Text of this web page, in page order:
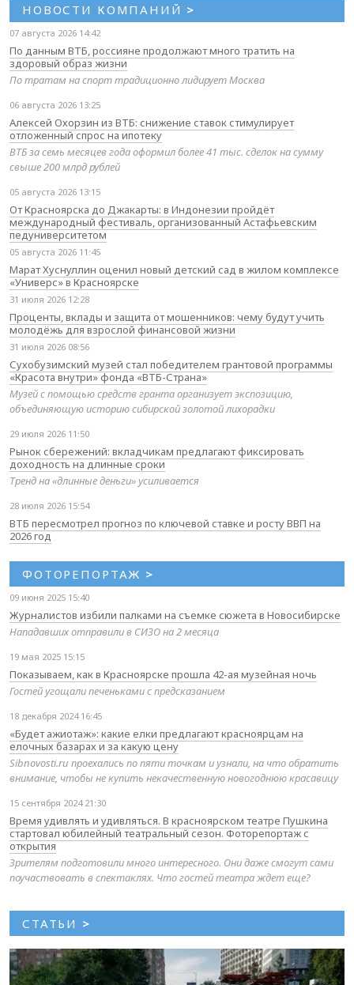
НОВОСТИ КОМПАНИЙ >
07 августа 2026 14:42
По данным ВТБ, россияне продолжают много тратить на
здоровый образ жизни
По тратам на спорт традиционно лидирует Москва
06 августа 2026 13:25
Алексей Охорзин из ВТБ: снижение ставок стимулирует
отложенный спрос на ипотеку
ВТБ за семь месяцев года оформил более 41 тыс. сделок на сумму
свыше 200 млрд рублей
05 августа 2026 13:15
От Красноярска до Джакарты: в Индонезии пройдёт
международный фестиваль, организованный Астафьевским
педуниверситетом
05 августа 2026 11:45
Марат Хуснуллин оценил новый детский сад в жилом комплексе
«Универс» в Красноярске
31 июля 2026 12:28
Проценты, вклады и защита от мошенников: чему будут учить
молодёжь для взрослой финансовой жизни
31 июля 2026 08:56
Сухобузимский музей стал победителем грантовой программы
«Красота внутри» фонда «ВТБ-Страна»
Музей с помощью средств гранта организует экспозицию,
объединяющую историю сибирской золотой лихорадки
29 июля 2026 11:50
Рынок сбережений: вкладчикам предлагают фиксировать
доходность на длинные сроки
Тренд на «длинные деньги» усиливается
28 июля 2026 15:54
ВТБ пересмотрел прогноз по ключевой ставке и росту ВВП на
2026 год
ФОТОРЕПОРТАЖ >
09 июня 2025 15:40
Журналистов избили палками на съемке сюжета в Новосибирске
Нападавших отправили в СИЗО на 2 месяца
19 мая 2025 15:15
Показываем, как в Красноярске прошла 42-ая музейная ночь
Гостей угощали печеньками с предсказанием
18 декабря 2024 16:45
«Будет ажиотаж»: какие елки предлагают красноярцам на
елочных базарах и за какую цену
Sibnovosti.ru проехались по пяти точкам и узнали, на что обратить
внимание, чтобы не купить некачественную новогоднюю красавицу
15 сентября 2024 21:30
Время удивлять и удивляться. В красноярском театре Пушкина
стартовал юбилейный театральный сезон. Фоторепортаж с
открытия
Зрителям подготовили много интересного. Они даже смогут сами
поучаствовать в спектаклях. Что гостей театра ждет еще?
СТАТЬИ >